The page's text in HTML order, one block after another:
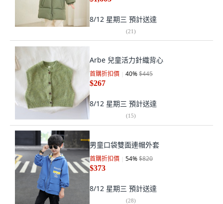
8/12 星期三 預計送達
(21)
Arbe 兒童活力針織背心
首購折扣價 40%$445
$267
8/12 星期三 預計送達
(15)
男童口袋雙面連帽外套
首購折扣價 54%$820
$373
8/12 星期三 預計送達
(28)